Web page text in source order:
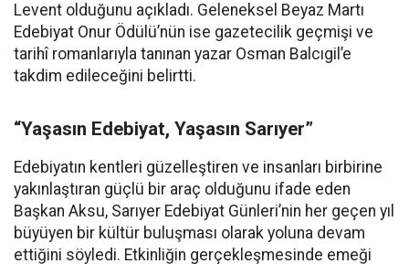
Levent olduğunu açıkladı. Geleneksel Beyaz Martı
Edebiyat Onur Ödülü’nün ise gazetecilik geçmişi ve
tarihî romanlarıyla tanınan yazar Osman Balcıgil’e
takdim edileceğini belirtti.
“Yaşasın Edebiyat, Yaşasın Sarıyer”
Edebiyatın kentleri güzelleştiren ve insanları birbirine
yakınlaştıran güçlü bir araç olduğunu ifade eden
Başkan Aksu, Sarıyer Edebiyat Günleri’nin her geçen yıl
büyüyen bir kültür buluşması olarak yoluna devam
ettiğini söyledi. Etkinliğin gerçekleşmesinde emeği